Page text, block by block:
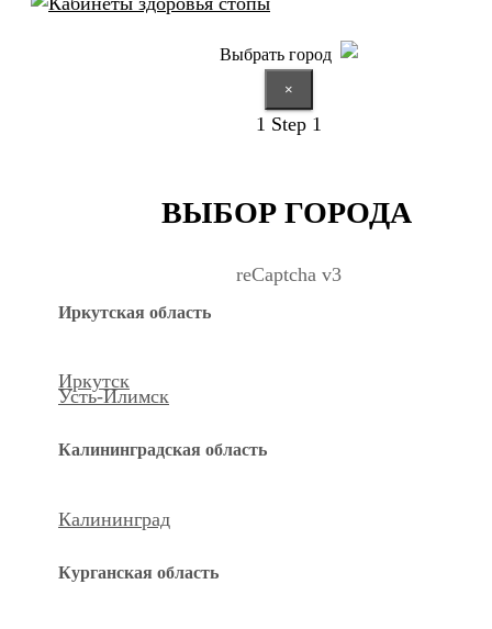
Выбрать город
×
1 Step 1
ВЫБОР ГОРОДА
reCaptcha v3
Иркутская область
Иркутск
Усть-Илимск
Калининградская область
Калининград
Курганская область